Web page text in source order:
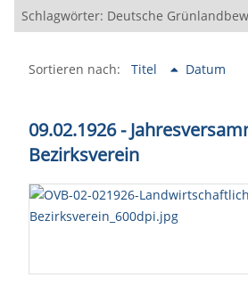
Schlagwörter: Deutsche
Sortieren nach: Titel Datum
09.02.1926 -
Bezirksverein